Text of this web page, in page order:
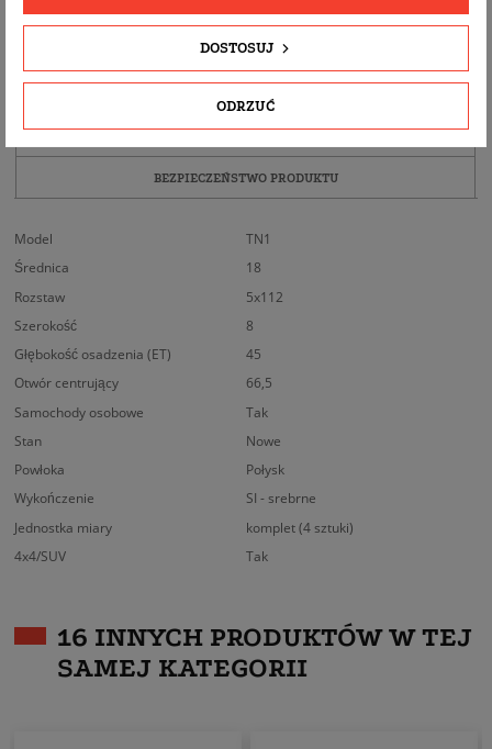
SZCZEGÓŁY PRODUKTU
BEZPIECZEŃSTWO PRODUKTU
Model
TN1
Średnica
18
Rozstaw
5x112
Szerokość
8
Głębokość osadzenia (ET)
45
Otwór centrujący
66,5
Samochody osobowe
Tak
Stan
Nowe
Powłoka
Połysk
Wykończenie
SI - srebrne
Jednostka miary
komplet (4 sztuki)
4x4/SUV
Tak
16 INNYCH PRODUKTÓW W TEJ
SAMEJ KATEGORII
ODRZUĆ
DOSTOSUJ